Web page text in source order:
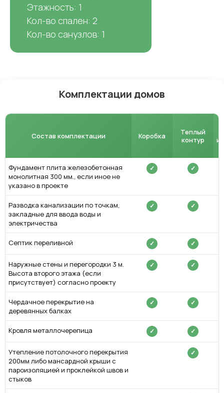
Этажность: 1
Кол-во спален: 2
Кол-во санузлов: 1
Комплектации домов
Состав комплектации Коробка
Теплый
контур
Фундамент плита железобетонная
монолитная 300 мм., если иное не
указано в проекте
✓ ✓
Разводка канализации по точкам,
закладные для ввода воды и
электричества
✓ ✓
Септик переливной ✓ ✓
Наружные стены и перегородки 3 м.
Высота второго этажа (если
присутствует) согласно проекту
✓ ✓
Чердачное перекрытие на
деревянных балках
✓ ✓
Кровля металлочерепица ✓ ✓
Утепление потолочного перекрытия
200мм либо мансардной крыши с
пароизоляцией и проклейкой швов и
стыков
✓